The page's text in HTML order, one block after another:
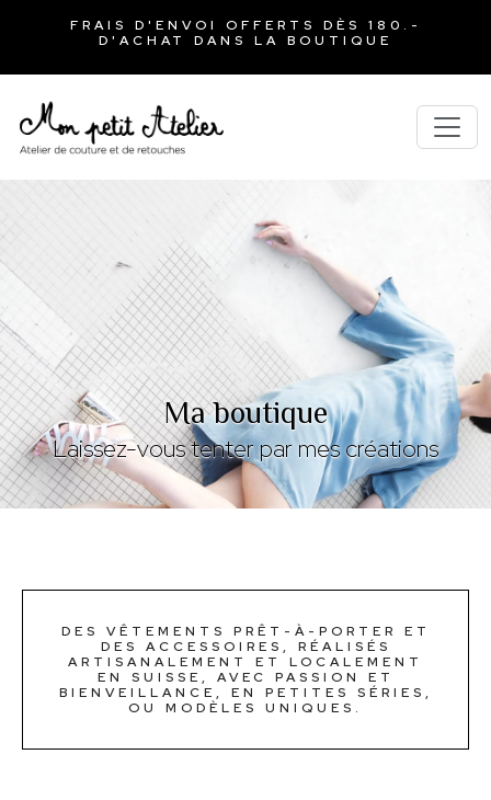
FRAIS D'ENVOI OFFERTS DÈS 180.-
D'ACHAT DANS LA BOUTIQUE
Ma boutique
Laissez-vous tenter par mes créations
DES VÊTEMENTS PRÊT-À-PORTER ET
DES ACCESSOIRES, RÉALISÉS
ARTISANALEMENT ET LOCALEMENT
EN SUISSE, AVEC PASSION ET
BIENVEILLANCE, EN PETITES SÉRIES,
OU MODÈLES UNIQUES.